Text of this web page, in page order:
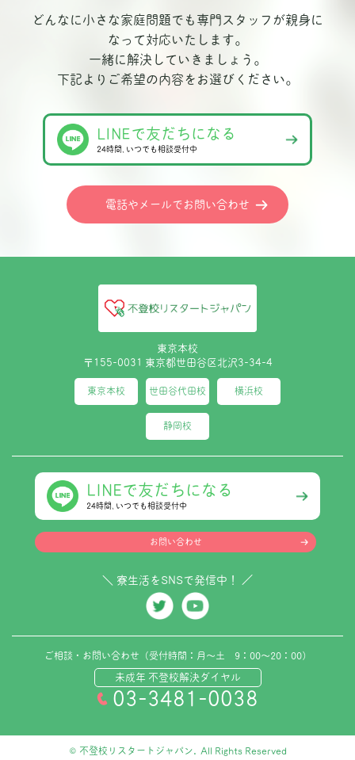
どんなに小さな家庭問題でも専門スタッフが親身に
なって対応いたします。
一緒に解決していきましょう。
下記よりご希望の内容をお選びください。
LINEで友だちになる
24時間､いつでも相談受付中
電話やメールでお問い合わせ
東京本校
〒155-0031 東京都世田谷区北沢3-34-4
東京本校 世田谷代田校 横浜校
静岡校
LINEで友だちになる
24時間､いつでも相談受付中
お問い合わせ
＼ 寮生活をSNSで発信中！ ／
ご相談・お問い合わせ（受付時間：月～土 9：00～20：00）
未成年 不登校解決ダイヤル
03-3481-0038
© 不登校リスタートジャパン. All Rights Reserved